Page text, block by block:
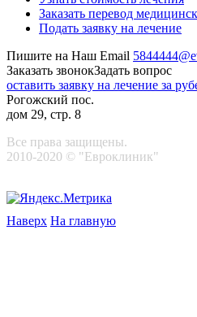
Заказать перевод
Подать заявку на лечение
Пишите на Наш Email
Заказать звонокЗадать вопрос
оставить заявку на лечение за
Рогожский пос.
дом 29, стр. 8
Все права защищены.
2010-2020 © "Евроклиник"
Наверх На главную